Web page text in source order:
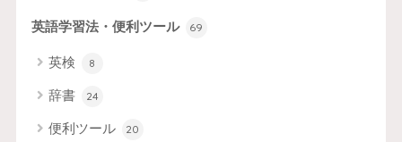
英語学習法・便利ツール 69
英検 8
辞書 24
便利ツール 20